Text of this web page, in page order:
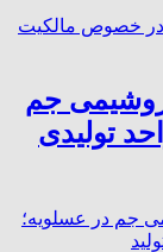
جم
تولیدی